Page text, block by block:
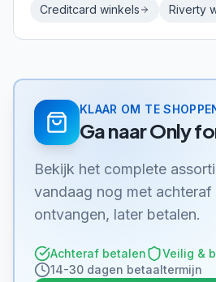
Creditcard winkels Riverty
KLAAR OM TE
Ga naarOnly
Bekijk het complete
vandaag nog met achteraf
ontvangen, later betalen.
Achteraf betalen
Veilig &
14-30 dagen betaaltermijn